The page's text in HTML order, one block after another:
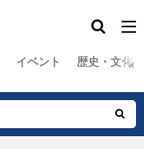
イベント 歴史・文化